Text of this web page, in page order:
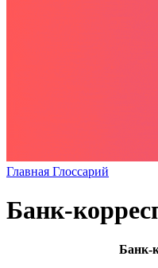
Главная Глоссарий
Банк-
Банк-